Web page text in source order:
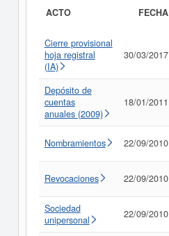
ACTO FECHA
Cierre provisional
hoja registral
(IA)
30/03/2017
Depósito de
cuentas
anuales (2009)
18/01/2011
Nombramientos 22/09/2010
Revocaciones 22/09/2010
Sociedad
unipersonal
22/09/2010